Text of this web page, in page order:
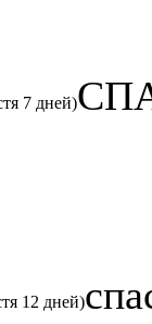
7 дней)
12 дней)